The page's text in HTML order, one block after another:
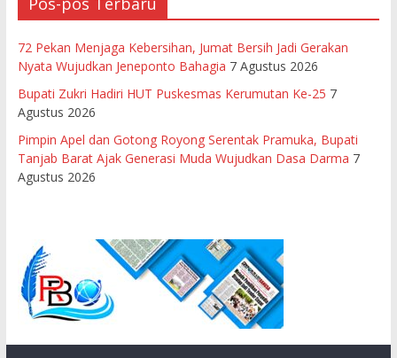
72 Pekan Menjaga Kebersihan, Jumat Bersih Jadi Gerakan
Nyata Wujudkan Jeneponto Bahagia 7 Agustus 2026
Bupati Zukri Hadiri HUT Puskesmas Kerumutan Ke-25 7
Agustus 2026
Pimpin Apel dan Gotong Royong Serentak Pramuka, Bupati
Tanjab Barat Ajak Generasi Muda Wujudkan Dasa Darma 7
Agustus 2026